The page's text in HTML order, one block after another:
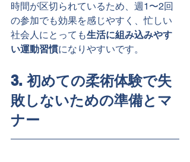
時間が区切られているため、週1〜2回
の参加でも効果を感じやすく、忙しい
社会人にとっても生活に組み込みやす
い運動習慣になりやすいです。
3. 初めての柔術体験で失
敗しないための準備とマ
ナー